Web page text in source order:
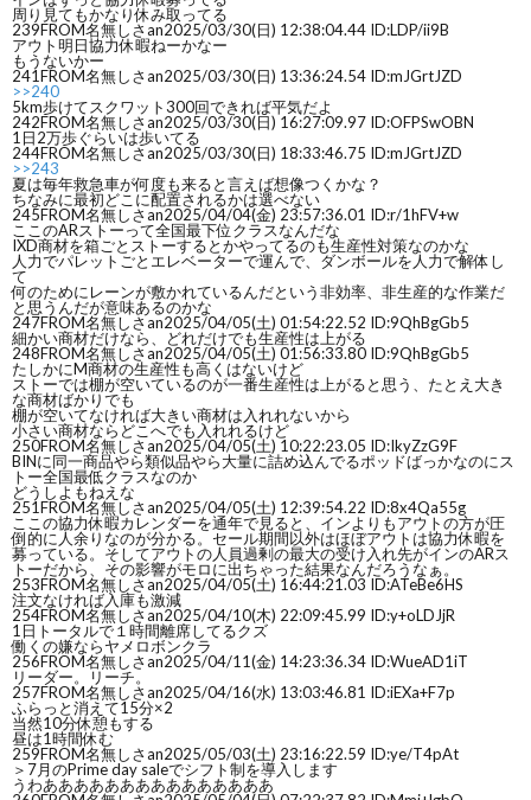
周り見てもかなり休み取ってる
239FROM名無しさan2025/03/30(日) 12:38:04.44 ID:LDP/ii9B
アウト明日協力休暇ねーかなー
もうないかー
241FROM名無しさan2025/03/30(日) 13:36:24.54 ID:mJGrtJZD
>>240
5km歩けてスクワット300回できれば平気だよ
242FROM名無しさan2025/03/30(日) 16:27:09.97 ID:OFPSwOBN
1日2万歩ぐらいは歩いてる
244FROM名無しさan2025/03/30(日) 18:33:46.75 ID:mJGrtJZD
>>243
夏は毎年救急車が何度も来ると言えば想像つくかな？
ちなみに最初どこに配置されるかは選べない
245FROM名無しさan2025/04/04(金) 23:57:36.01 ID:r/1hFV+w
ここのARストーって全国最下位クラスなんだな
IXD商材を箱ごとストーするとかやってるのも生産性対策なのかな
人力でパレットごとエレベーターで運んで、ダンボールを人力で解体し
て
何のためにレーンが敷かれているんだという非効率、非生産的な作業だ
と思うんだが意味あるのかな
247FROM名無しさan2025/04/05(土) 01:54:22.52 ID:9QhBgGb5
細かい商材だけなら、どれだけでも生産性は上がる
248FROM名無しさan2025/04/05(土) 01:56:33.80 ID:9QhBgGb5
たしかにM商材の生産性も高くはないけど
ストーでは棚が空いているのが一番生産性は上がると思う、たとえ大き
な商材ばかりでも
棚が空いてなければ大きい商材は入れれないから
小さい商材ならどこへでも入れれるけど
250FROM名無しさan2025/04/05(土) 10:22:23.05 ID:IkyZzG9F
BINに同一商品やら類似品やら大量に詰め込んでるポッドばっかなのにス
トー全国最低クラスなのか
どうしよもねえな
251FROM名無しさan2025/04/05(土) 12:39:54.22 ID:8x4Qa55g
ここの協力休暇カレンダーを通年で見ると、インよりもアウトの方が圧
倒的に人余りなのが分かる。セール期間以外はほぼアウトは協力休暇を
募っている。そしてアウトの人員過剰の最大の受け入れ先がインのARス
トーだから、その影響がモロに出ちゃった結果なんだろうなぁ。
253FROM名無しさan2025/04/05(土) 16:44:21.03 ID:ATeBe6HS
注文なければ入庫も激減
254FROM名無しさan2025/04/10(木) 22:09:45.99 ID:y+oLDJjR
1日トータルで１時間離席してるクズ
働くの嫌ならヤメロボンクラ
256FROM名無しさan2025/04/11(金) 14:23:36.34 ID:WueAD1iT
リーダー。リーチ。
257FROM名無しさan2025/04/16(水) 13:03:46.81 ID:iEXa+F7p
ふらっと消えて15分×2
当然10分休憩もする
昼は1時間休む
259FROM名無しさan2025/05/03(土) 23:16:22.59 ID:ye/T4pAt
＞7月のPrime day saleでシフト制を導入します
うわあああああああああああああああ